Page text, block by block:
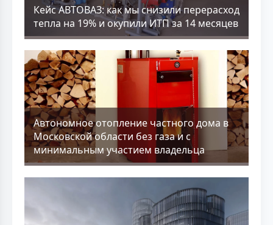
Кейс АВТОВАЗ: как мы снизили перерасход
тепла на 19% и окупили ИТП за 14 месяцев
Aвтономное отопление частного дома в
Московской области без газа и с
минимальным участием владельца